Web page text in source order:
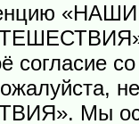
согласие
Мы